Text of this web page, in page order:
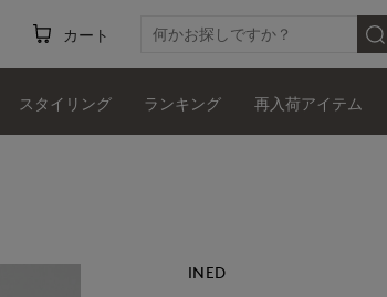
カート
スタイリング ランキング 再入荷アイテム
INED